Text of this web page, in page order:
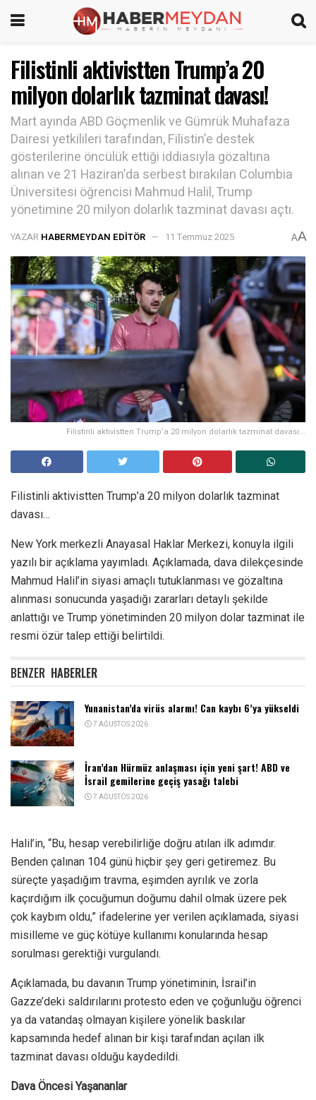
Filistinli aktivistten Trump’a 20
milyon dolarlık tazminat davası!
Mart ayında ABD Göçmenlik ve Gümrük Muhafaza
Dairesi yetkilileri tarafından, Filistin’e destek
gösterilerine öncülük ettiği iddiasıyla gözaltına
alınan ve 21 Haziran’da serbest bırakılan Columbia
Üniversitesi öğrencisi Mahmud Halil, Trump
yönetimine 20 milyon dolarlık tazminat davası açtı.
YAZAR HABERMEYDAN EDITÖR 11 Temmuz 2025 AA
Filistinli aktivistten Trump’a 20 milyon dolarlık tazminat davası...
Filistinli aktivistten Trump’a 20 milyon dolarlık tazminat
davası…
New York merkezli Anayasal Haklar Merkezi, konuyla ilgili
yazılı bir açıklama yayımladı. Açıklamada, dava dilekçesinde
Mahmud Halil’in siyasi amaçlı tutuklanması ve gözaltına
alınması sonucunda yaşadığı zararları detaylı şekilde
anlattığı ve Trump yönetiminden 20 milyon dolar tazminat ile
resmi özür talep ettiği belirtildi.
BENZER HABERLER
Yunanistan’da virüs alarmı! Can kaybı 6’ya yükseldi
7 AĞUSTOS 2026
İran’dan Hürmüz anlaşması için yeni şart! ABD ve
İsrail gemilerine geçiş yasağı talebi
7 AĞUSTOS 2026
Halil’in, “Bu, hesap verebilirliğe doğru atılan ilk adımdır.
Benden çalınan 104 günü hiçbir şey geri getiremez. Bu
süreçte yaşadığım travma, eşimden ayrılık ve zorla
kaçırdığım ilk çocuğumun doğumu dahil olmak üzere pek
çok kaybım oldu,” ifadelerine yer verilen açıklamada, siyasi
misilleme ve güç kötüye kullanımı konularında hesap
sorulması gerektiği vurgulandı.
Açıklamada, bu davanın Trump yönetiminin, İsrail’in
Gazze’deki saldırılarını protesto eden ve çoğunluğu öğrenci
ya da vatandaş olmayan kişilere yönelik baskılar
kapsamında hedef alınan bir kişi tarafından açılan ilk
tazminat davası olduğu kaydedildi.
Dava Öncesi Yaşananlar